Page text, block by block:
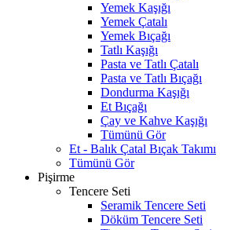
Yemek Kaşığı
Yemek Çatalı
Yemek Bıçağı
Tatlı Kaşığı
Pasta ve Tatlı Çatalı
Pasta ve Tatlı Bıçağı
Dondurma Kaşığı
Et Bıçağı
Çay ve Kahve Kaşığı
Tümünü Gör
Et - Balık Çatal Bıçak Takımı
Tümünü Gör
Pişirme
Tencere Seti
Seramik Tencere Seti
Döküm Tencere Seti